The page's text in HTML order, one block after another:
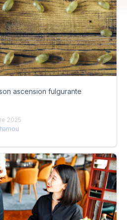
ascension fulgurante
2025